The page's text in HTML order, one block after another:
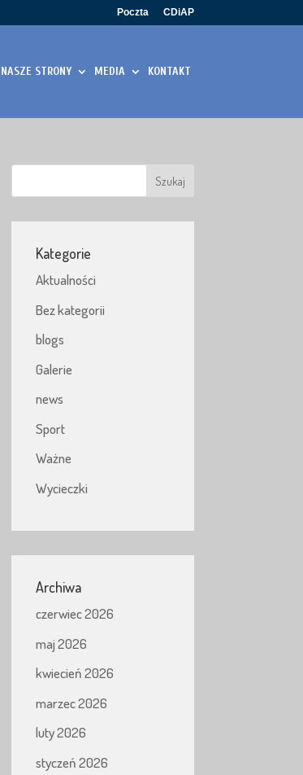
Poczta CDiAP
NASZE STRONY MEDIA KONTAKT
Kategorie
Aktualności
Bez kategorii
blogs
Galerie
news
Sport
Ważne
Wycieczki
Archiwa
czerwiec 2026
maj 2026
kwiecień 2026
marzec 2026
luty 2026
styczeń 2026